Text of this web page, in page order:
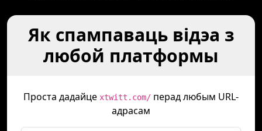
Як спампаваць відэа з
любой платформы
Проста дадайце xtwitt.com/ перад любым URL-
адрасам